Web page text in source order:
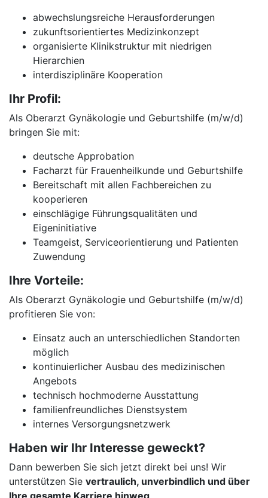
abwechslungsreiche Herausforderungen
zukunftsorientiertes Medizinkonzept
organisierte Klinikstruktur mit niedrigen
Hierarchien
interdisziplinäre Kooperation
Ihr Profil:
Als Oberarzt Gynäkologie und Geburtshilfe (m/w/d)
bringen Sie mit:
deutsche Approbation
Facharzt für Frauenheilkunde und Geburtshilfe
Bereitschaft mit allen Fachbereichen zu
kooperieren
einschlägige Führungsqualitäten und
Eigeninitiative
Teamgeist, Serviceorientierung und Patienten
Zuwendung
Ihre Vorteile:
Als Oberarzt Gynäkologie und Geburtshilfe (m/w/d)
profitieren Sie von:
Einsatz auch an unterschiedlichen Standorten
möglich
kontinuierlicher Ausbau des medizinischen
Angebots
technisch hochmoderne Ausstattung
familienfreundliches Dienstsystem
internes Versorgungsnetzwerk
Haben wir Ihr Interesse geweckt?
Dann bewerben Sie sich jetzt direkt bei uns! Wir
unterstützen Sie vertraulich, unverbindlich und über
Ihre gesamte Karriere hinweg